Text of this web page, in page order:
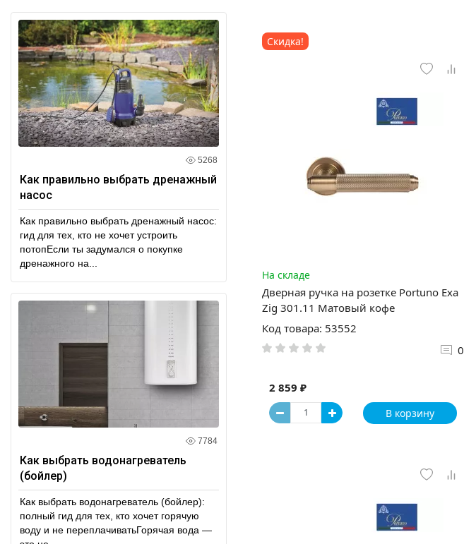
5268
Как правильно выбрать дренажный
насос
Как правильно выбрать дренажный насос:
гид для тех, кто не хочет устроить
потопЕсли ты задумался о покупке
дренажного на...
7784
Как выбрать водонагреватель
(бойлер)
Как выбрать водонагреватель (бойлер):
полный гид для тех, кто хочет горячую
воду и не переплачиватьГорячая вода —
Скидка!
На складе
Дверная ручка на розетке Portuno Exa
Zig 301.11 Матовый кофе
Код товара: 53552
0
2 859 ₽
В корзину